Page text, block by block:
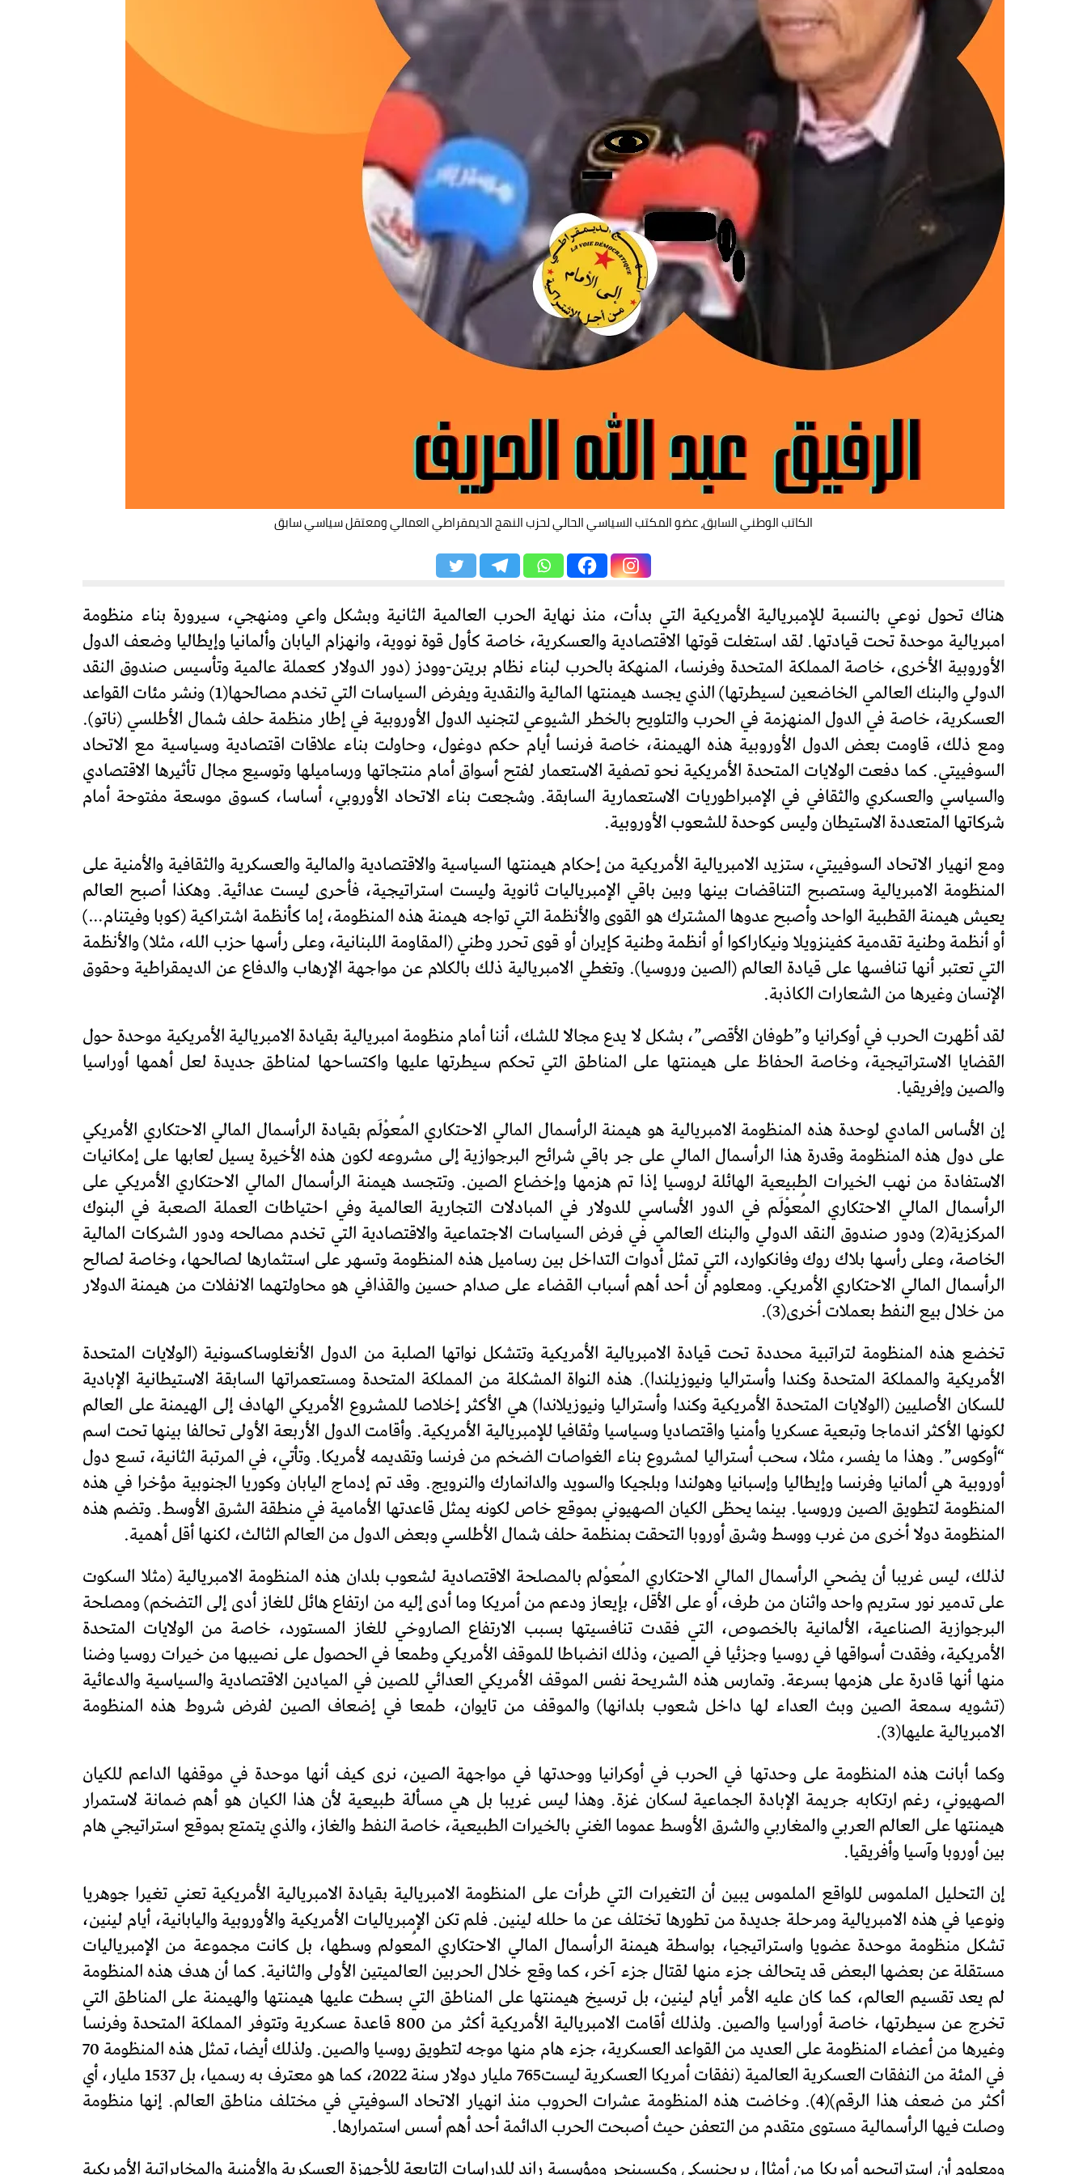
الكاتب الوطني السابق، عضو المكتب السياسي الحالي لحزب النهج الديمقراطي العمالي ومعتقل سياسي سابق
هناك تحول نوعي بالنسبة للإمبريالية الأمريكية التي بدأت، منذ نهاية الحرب العالمية الثانية وبشكل واعي ومنهجي، سيرورة بناء منظومة
امبريالية موحدة تحت قيادتها. لقد استغلت قوتها الاقتصادية والعسكرية، خاصة كأول قوة نووية، وانهزام اليابان وألمانيا وإيطاليا وضعف الدول
الأوروبية الأخرى، خاصة المملكة المتحدة وفرنسا، المنهكة بالحرب لبناء نظام بريتن-وودز (دور الدولار كعملة عالمية وتأسيس صندوق النقد
الدولي والبنك العالمي الخاضعين لسيطرتها) الذي يجسد هيمنتها المالية والنقدية ويفرض السياسات التي تخدم مصالحها(1) ونشر مئات القواعد
العسكرية، خاصة في الدول المنهزمة في الحرب والتلويح بالخطر الشيوعي لتجنيد الدول الأوروبية في إطار منظمة حلف شمال الأطلسي (ناتو).
ومع ذلك، قاومت بعض الدول الأوروبية هذه الهيمنة، خاصة فرنسا أيام حكم دوغول، وحاولت بناء علاقات اقتصادية وسياسية مع الاتحاد
السوفييتي. كما دفعت الولايات المتحدة الأمريكية نحو تصفية الاستعمار لفتح أسواق أمام منتجاتها ورساميلها وتوسيع مجال تأثيرها الاقتصادي
والسياسي والعسكري والثقافي في الإمبراطوريات الاستعمارية السابقة. وشجعت بناء الاتحاد الأوروبي، أساسا، كسوق موسعة مفتوحة أمام
شركاتها المتعددة الاستيطان وليس كوحدة للشعوب الأوروبية.
ومع انهيار الاتحاد السوفييتي، ستزيد الامبريالية الأمريكية من إحكام هيمنتها السياسية والاقتصادية والمالية والعسكرية والثقافية والأمنية على
المنظومة الامبريالية وستصبح التناقضات بينها وبين باقي الإمبرياليات ثانوية وليست استراتيجية، فأحرى ليست عدائية. وهكذا أصبح العالم
يعيش هيمنة القطبية الواحد وأصبح عدوها المشترك هو القوى والأنظمة التي تواجه هيمنة هذه المنظومة، إما كأنظمة اشتراكية (كوبا وفيتنام…)
أو أنظمة وطنية تقدمية كفينزويلا ونيكاراكوا أو أنظمة وطنية كإيران أو قوى تحرر وطني (المقاومة اللبنانية، وعلى رأسها حزب الله، مثلا) والأنظمة
التي تعتبر أنها تنافسها على قيادة العالم (الصين وروسيا). وتغطي الامبريالية ذلك بالكلام عن مواجهة الإرهاب والدفاع عن الديمقراطية وحقوق
الإنسان وغيرها من الشعارات الكاذبة.
لقد أظهرت الحرب في أوكرانيا و”طوفان الأقصى”، بشكل لا يدع مجالا للشك، أننا أمام منظومة امبريالية بقيادة الامبريالية الأمريكية موحدة حول
القضايا الاستراتيجية، وخاصة الحفاظ على هيمنتها على المناطق التي تحكم سيطرتها عليها واكتساحها لمناطق جديدة لعل أهمها أوراسيا
والصين وإفريقيا.
إن الأساس المادي لوحدة هذه المنظومة الامبريالية هو هيمنة الرأسمال المالي الاحتكاري المُعوْلَم بقيادة الرأسمال المالي الاحتكاري الأمريكي
على دول هذه المنظومة وقدرة هذا الرأسمال المالي على جر باقي شرائح البرجوازية إلى مشروعه لكون هذه الأخيرة يسيل لعابها على إمكانيات
الاستفادة من نهب الخيرات الطبيعية الهائلة لروسيا إذا تم هزمها وإخضاع الصين. وتتجسد هيمنة الرأسمال المالي الاحتكاري الأمريكي على
الرأسمال المالي الاحتكاري المُعوْلَم في الدور الأساسي للدولار في المبادلات التجارية العالمية وفي احتياطات العملة الصعبة في البنوك
المركزية(2) ودور صندوق النقد الدولي والبنك العالمي في فرض السياسات الاجتماعية والاقتصادية التي تخدم مصالحه ودور الشركات المالية
الخاصة، وعلى رأسها بلاك روك وفانكوارد، التي تمثل أدوات التداخل بين رساميل هذه المنظومة وتسهر على استثمارها لصالحها، وخاصة لصالح
الرأسمال المالي الاحتكاري الأمريكي. ومعلوم أن أحد أهم أسباب القضاء على صدام حسين والقذافي هو محاولتهما الانفلات من هيمنة الدولار
من خلال بيع النفط بعملات أخرى(3).
تخضع هذه المنظومة لتراتبية محددة تحت قيادة الامبريالية الأمريكية وتتشكل نواتها الصلبة من الدول الأنغلوساكسونية (الولايات المتحدة
الأمريكية والمملكة المتحدة وكندا وأستراليا ونيوزيلندا). هذه النواة المشكلة من المملكة المتحدة ومستعمراتها السابقة الاستيطانية الإبادية
للسكان الأصليين (الولايات المتحدة الأمريكية وكندا وأستراليا ونيوزيلاندا) هي الأكثر إخلاصا للمشروع الأمريكي الهادف إلى الهيمنة على العالم
لكونها الأكثر اندماجا وتبعية عسكريا وأمنيا واقتصاديا وسياسيا وثقافيا للإمبريالية الأمريكية. وأقامت الدول الأربعة الأولى تحالفا بينها تحت اسم
“أوكوس”. وهذا ما يفسر، مثلا، سحب أستراليا لمشروع بناء الغواصات الضخم من فرنسا وتقديمه لأمريكا. وتأتي، في المرتبة الثانية، تسع دول
أوروبية هي ألمانيا وفرنسا وإيطاليا وإسبانيا وهولندا وبلجيكا والسويد والدانمارك والنرويج. وقد تم إدماج اليابان وكوريا الجنوبية مؤخرا في هذه
المنظومة لتطويق الصين وروسيا. بينما يحظى الكيان الصهيوني بموقع خاص لكونه يمثل قاعدتها الأمامية في منطقة الشرق الأوسط. وتضم هذه
المنظومة دولا أخرى من غرب ووسط وشرق أوروبا التحقت بمنظمة حلف شمال الأطلسي وبعض الدول من العالم الثالث، لكنها أقل أهمية.
لذلك، ليس غريبا أن يضحي الرأسمال المالي الاحتكاري المُعوْلم بالمصلحة الاقتصادية لشعوب بلدان هذه المنظومة الامبريالية (مثلا السكوت
على تدمير نور ستريم واحد واثنان من طرف، أو على الأقل، بإيعاز ودعم من أمريكا وما أدى إليه من ارتفاع هائل للغاز أدى إلى التضخم) ومصلحة
البرجوازية الصناعية، الألمانية بالخصوص، التي فقدت تنافسيتها بسبب الارتفاع الصاروخي للغاز المستورد، خاصة من الولايات المتحدة
الأمريكية، وفقدت أسواقها في روسيا وجزئيا في الصين، وذلك انضباطا للموقف الأمريكي وطمعا في الحصول على نصيبها من خيرات روسيا وضنا
منها أنها قادرة على هزمها بسرعة. وتمارس هذه الشريحة نفس الموقف الأمريكي العدائي للصين في الميادين الاقتصادية والسياسية والدعائية
(تشويه سمعة الصين وبث العداء لها داخل شعوب بلدانها) والموقف من تايوان، طمعا في إضعاف الصين لفرض شروط هذه المنظومة
الامبريالية عليها(3).
وكما أبانت هذه المنظومة على وحدتها في الحرب في أوكرانيا ووحدتها في مواجهة الصين، نرى كيف أنها موحدة في موقفها الداعم للكيان
الصهيوني، رغم ارتكابه جريمة الإبادة الجماعية لسكان غزة. وهذا ليس غريبا بل هي مسألة طبيعية لأن هذا الكيان هو أهم ضمانة لاستمرار
هيمنتها على العالم العربي والمغاربي والشرق الأوسط عموما الغني بالخيرات الطبيعية، خاصة النفط والغاز، والذي يتمتع بموقع استراتيجي هام
بين أوروبا وآسيا وأفريقيا.
إن التحليل الملموس للواقع الملموس يبين أن التغيرات التي طرأت على المنظومة الامبريالية بقيادة الامبريالية الأمريكية تعني تغيرا جوهريا
ونوعيا في هذه الامبريالية ومرحلة جديدة من تطورها تختلف عن ما حلله لينين. فلم تكن الإمبرياليات الأمريكية والأوروبية واليابانية، أيام لينين،
تشكل منظومة موحدة عضويا واستراتيجيا، بواسطة هيمنة الرأسمال المالي الاحتكاري المُعولم وسطها، بل كانت مجموعة من الإمبرياليات
مستقلة عن بعضها البعض قد يتحالف جزء منها لقتال جزء آخر، كما وقع خلال الحربين العالميتين الأولى والثانية. كما أن هدف هذه المنظومة
لم يعد تقسيم العالم، كما كان عليه الأمر أيام لينين، بل ترسيخ هيمنتها على المناطق التي بسطت عليها هيمنتها والهيمنة على المناطق التي
تخرج عن سيطرتها، خاصة أوراسيا والصين. ولذلك أقامت الامبريالية الأمريكية أكثر من 800 قاعدة عسكرية وتتوفر المملكة المتحدة وفرنسا
وغيرها من أعضاء المنظومة على العديد من القواعد العسكرية، جزء هام منها موجه لتطويق روسيا والصين. ولذلك أيضا، تمثل هذه المنظومة 70
في المئة من النفقات العسكرية العالمية (نفقات أمريكا العسكرية ليست765 مليار دولار سنة 2022، كما هو معترف به رسميا، بل 1537 مليار، أي
أكثر من ضعف هذا الرقم)(4). وخاضت هذه المنظومة عشرات الحروب منذ انهيار الاتحاد السوفيتي في مختلف مناطق العالم. إنها منظومة
وصلت فيها الرأسمالية مستوى متقدم من التعفن حيث أصبحت الحرب الدائمة أحد أهم أسس استمرارها.